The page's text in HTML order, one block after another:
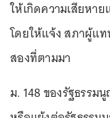
ให้เกิดความเสียหาย
โดยให้แจ้ง สภาผู้แ
สองที่ตามมา
ม. 148 ของรัฐธรรม